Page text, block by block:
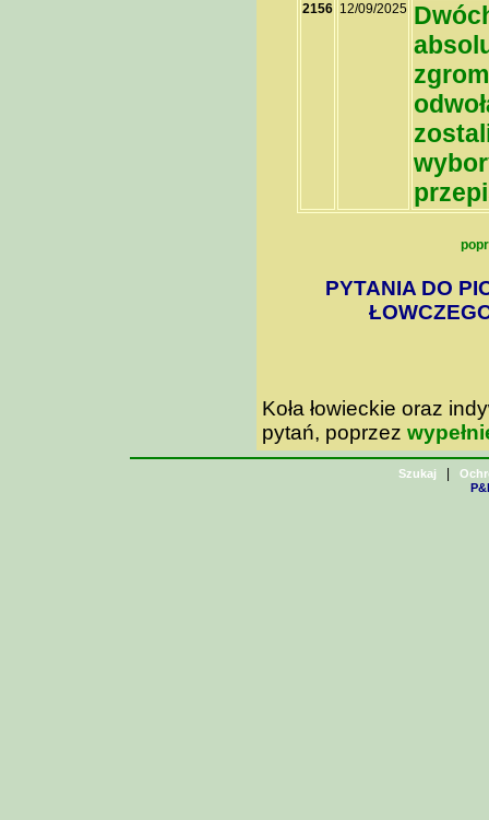
2156 12/09/2025
PYTANIA DO
Koła łowieckie oraz
pytań, poprzez
Szukaj